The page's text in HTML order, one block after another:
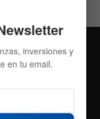
inversiones y
en tu email.